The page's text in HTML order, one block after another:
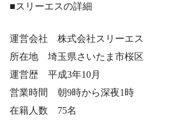
■スリーエスの詳細
運営会社 株式会社スリーエス
所在地 埼玉県さいたま市桜区
運営歴 平成3年10月
営業時間 朝9時から深夜1時
在籍人数 75名